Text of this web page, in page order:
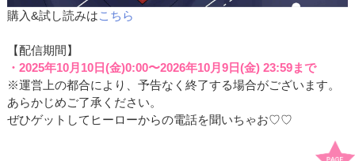
購入&試し読みはこちら
【配信期間】
・2025年10月10日(金)0:00〜2026年10月9日(金) 23:59まで
※運営上の都合により、予告なく終了する場合がございます。
あらかじめご了承ください。
ぜひゲットしてヒーローからの電話を聞いちゃお♡♡